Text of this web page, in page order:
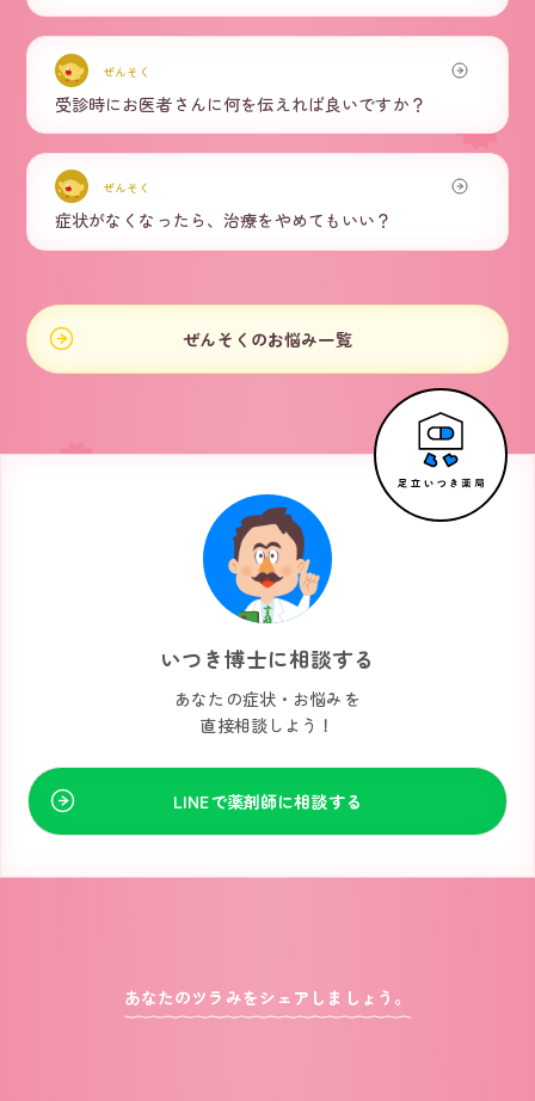
ぜんそく
受診時にお医者さんに何を伝えれば良いですか？
ぜんそく
症状がなくなったら、治療をやめてもいい？
ぜんそくのお悩み一覧
いつき博士に相談する
あなたの症状・お悩みを
直接相談しよう！
LINEで薬剤師に相談する
あなたのツラみをシェアしましょう。